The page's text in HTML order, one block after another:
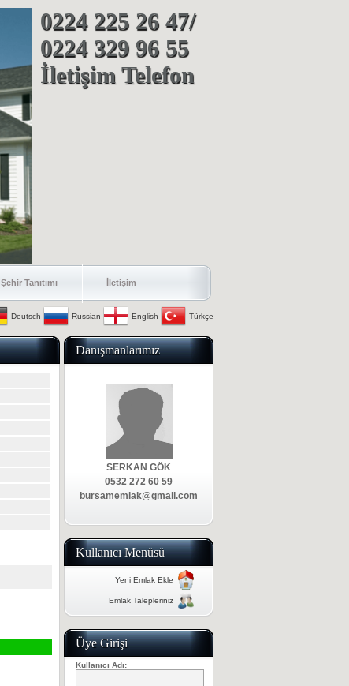
0224 225 26 47/
0224 329 96 55
İletişim Telefon
Şehir Tanıtımı İletişim
Deutsch Russian English Türkçe
Danışmanlarımız
Kullanıcı Menüsü
Yeni Emlak Ekle
Emlak Talepleriniz
Üye Girişi
Kullanıcı Adı: